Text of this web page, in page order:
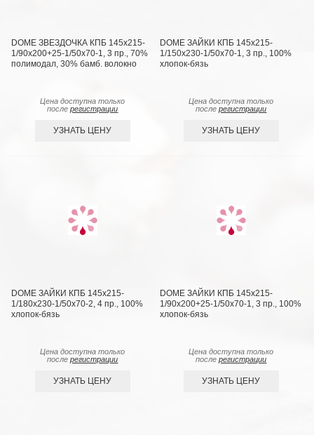
DOME ЗВЕЗДОЧКА КПБ 145х215-
1/90х200+25-1/50х70-1, 3 пр., 70%
полимодал, 30% бамб. волокно
Цена доступна только
послерегистрации
УЗНАТЬ ЦЕНУ
DOME ЗАЙКИ КПБ 145х215-
1/150х230-1/50х70-1, 3 пр., 100%
хлопок-бязь
Цена доступна только
послерегистрации
УЗНАТЬ ЦЕНУ
DOME ЗАЙКИ КПБ 145х215-
1/180х230-1/50х70-2, 4 пр., 100%
хлопок-бязь
Цена доступна только
послерегистрации
УЗНАТЬ ЦЕНУ
DOME ЗАЙКИ КПБ 145х215-
1/90х200+25-1/50х70-1, 3 пр., 100%
хлопок-бязь
Цена доступна только
послерегистрации
УЗНАТЬ ЦЕНУ